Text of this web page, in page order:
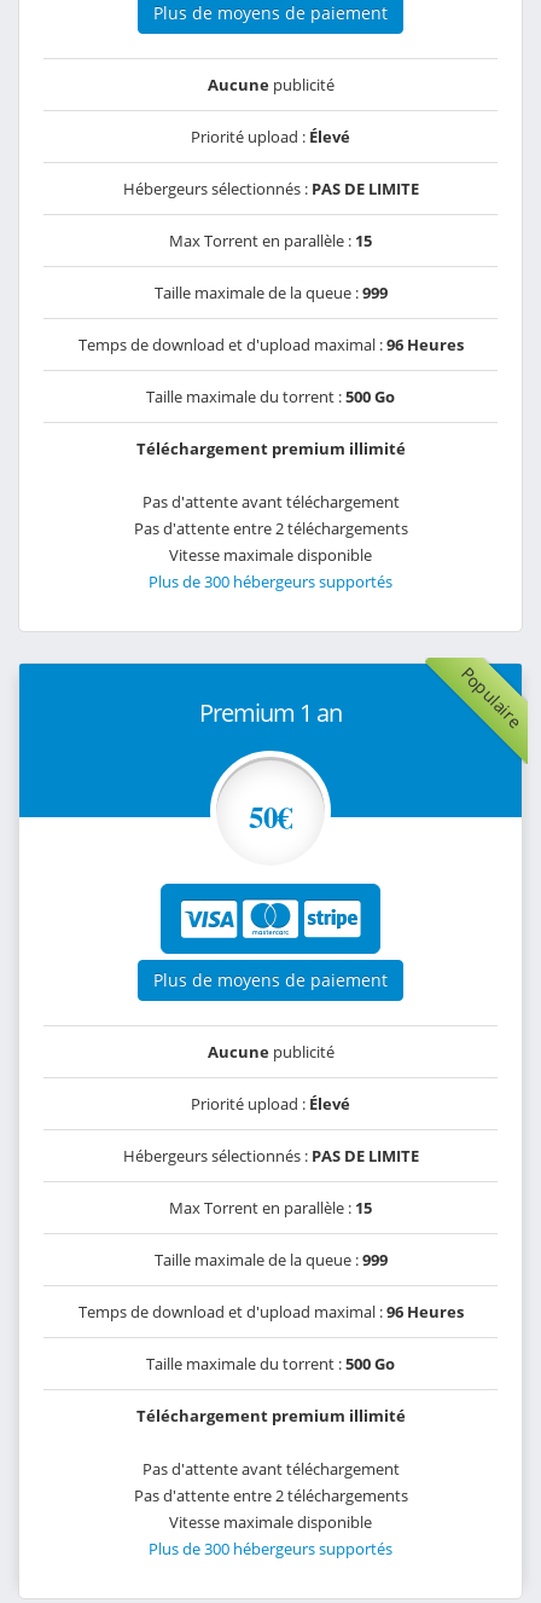
Plus de moyens de paiement
Aucunepublicité
Priorité upload : Élevé
Hébergeurs sélectionnés : PAS DE LIMITE
Max Torrent en parallèle : 15
Taille maximale de la queue :999
Temps de download et d'upload maximal :96 Heures
Taille maximale du torrent :500 Go
Téléchargement premium illimité
Pas d'attente avant téléchargement
Pas d'attente entre 2 téléchargements
Vitesse maximale disponible
Plus de 300 hébergeurs supportés
Populaire
Premium 1 an
50€
Plus de moyens de paiement
Aucunepublicité
Priorité upload : Élevé
Hébergeurs sélectionnés : PAS DE LIMITE
Max Torrent en parallèle : 15
Taille maximale de la queue :999
Temps de download et d'upload maximal :96 Heures
Taille maximale du torrent :500 Go
Téléchargement premium illimité
Pas d'attente avant téléchargement
Pas d'attente entre 2 téléchargements
Vitesse maximale disponible
Plus de 300 hébergeurs supportés